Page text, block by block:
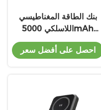
بنك الطاقة المغناطيسي
اللاسلكي 5000mAh
شاحن مغناطيسي محمول
خفيف الوزن
احصل على أفضل سعر